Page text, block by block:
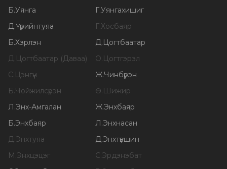
Б.Уянга Г.Уянгахишиг
Д.Үүрийнтуяа Г.Хосбаяр
Б.Хэрлэн Д.Цогтбаатар
Д.Цогтбаатар (Даваа) О.Цогтгэрэл
С.Цэнгүүн Ж.Чинбүрэн
Б.Чойжилсүрэн Ө.Шижир
Л.Энх-Амгалан Ж.Энхбаяр
Б.Энхбаяр Л.Энхнасан
Д.Энхтуяа Д.Энхтүвшин
М.Энхцэцэг С.Эрдэнэбат